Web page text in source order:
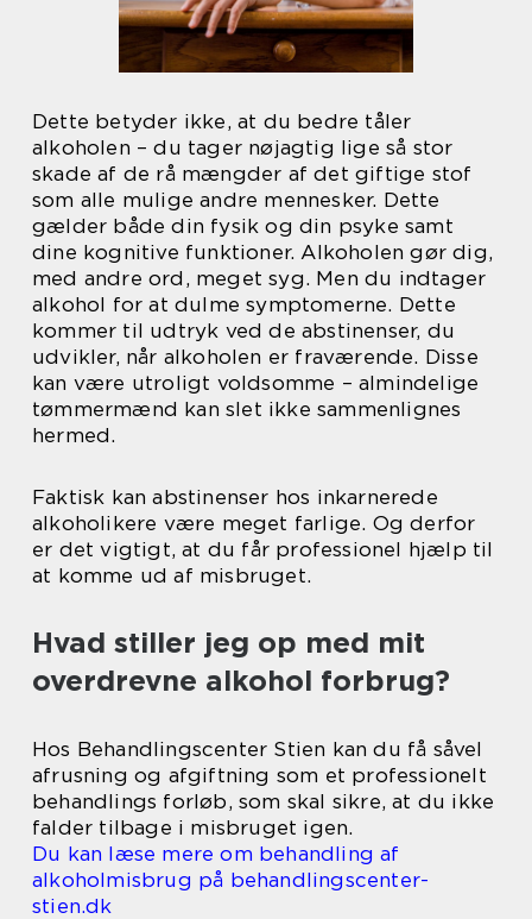
Dette betyder ikke, at du bedre tåler
alkoholen – du tager nøjagtig lige så stor
skade af de rå mængder af det giftige stof
som alle mulige andre mennesker. Dette
gælder både din fysik og din psyke samt
dine kognitive funktioner. Alkoholen gør dig,
med andre ord, meget syg. Men du indtager
alkohol for at dulme symptomerne. Dette
kommer til udtryk ved de abstinenser, du
udvikler, når alkoholen er fraværende. Disse
kan være utroligt voldsomme – almindelige
tømmermænd kan slet ikke sammenlignes
hermed.
Faktisk kan abstinenser hos inkarnerede
alkoholikere være meget farlige. Og derfor
er det vigtigt, at du får professionel hjælp til
at komme ud af misbruget.
Hvad stiller jeg op med mit
overdrevne alkohol forbrug?
Hos Behandlingscenter Stien kan du få såvel
afrusning og afgiftning som et professionelt
behandlings forløb, som skal sikre, at du ikke
falder tilbage i misbruget igen.
Du kan læse mere om behandling af
alkoholmisbrug på behandlingscenter-
stien.dk